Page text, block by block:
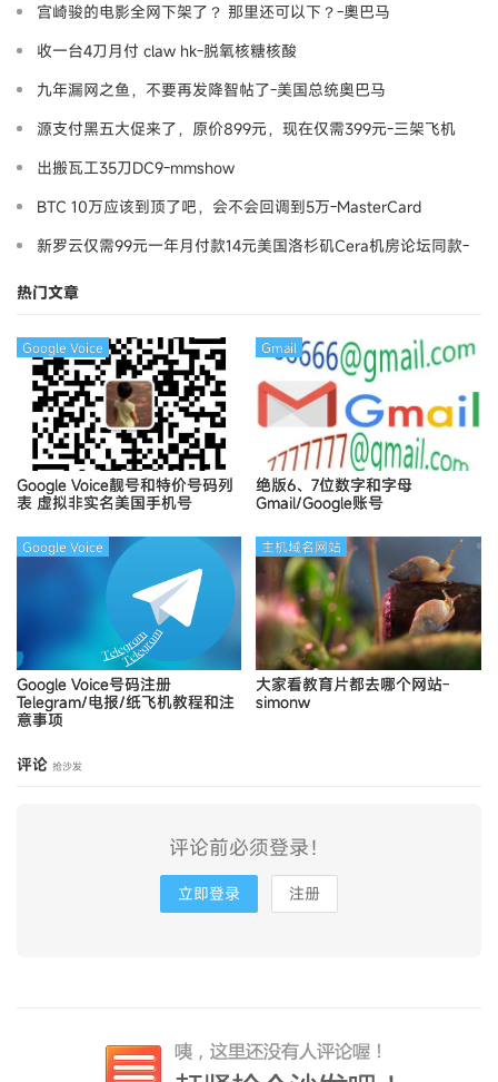
宫崎骏的电影全网下架了？ 那里还可以下？-奧巴马
收一台4刀月付 claw hk-脱氧核糖核酸
九年漏网之鱼，不要再发降智帖了-美国总统奥巴马
源支付黑五大促来了，原价899元，现在仅需399元-三架飞机
出搬瓦工35刀DC9-mmshow
BTC 10万应该到顶了吧，会不会回调到5万-MasterCard
新罗云仅需99元一年月付款14元美国洛杉矶Cera机房论坛同款-
热门文章
Google Voice靓号和特价号码列
表 虚拟非实名美国手机号
Google Voice
绝版6、7位数字和字母
Gmail/Google账号
Gmail
Google Voice号码注册
Telegram/电报/纸飞机教程和注
意事项
Google Voice
大家看教育片都去哪个网站-
simonw
主机域名网站
评论 抢沙发
评论前必须登录！
立即登录 注册